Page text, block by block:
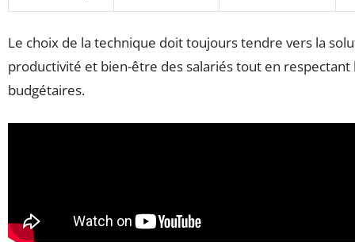
Le choix de la technique doit toujours tendre vers la
productivité et bien-être des salariés tout en respectant
budgétaires.